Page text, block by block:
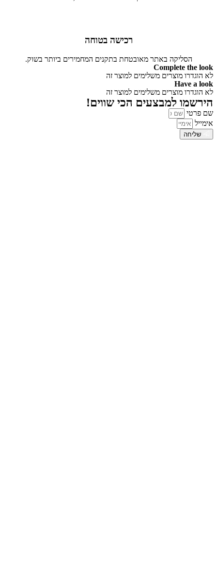
רכישה בטוחה
הסליקה באתר מאובטחת בתקנים המחמירים ביותר בשוק.
Complete the look
לא הוגדרו מוצרים משלימים למוצר זה
Have a look
לא הוגדרו מוצרים משלימים למוצר זה
הירשמו למבצעים הכי שווים!
שם פרטי
אימייל
שליחה